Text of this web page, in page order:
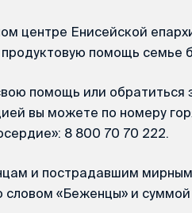
центре Енисейской
продуктовую помощь семье
помощь или обратиться
вы можете по номеру
8 800 70 70 222.
и пострадавшим
словом «Беженцы» и